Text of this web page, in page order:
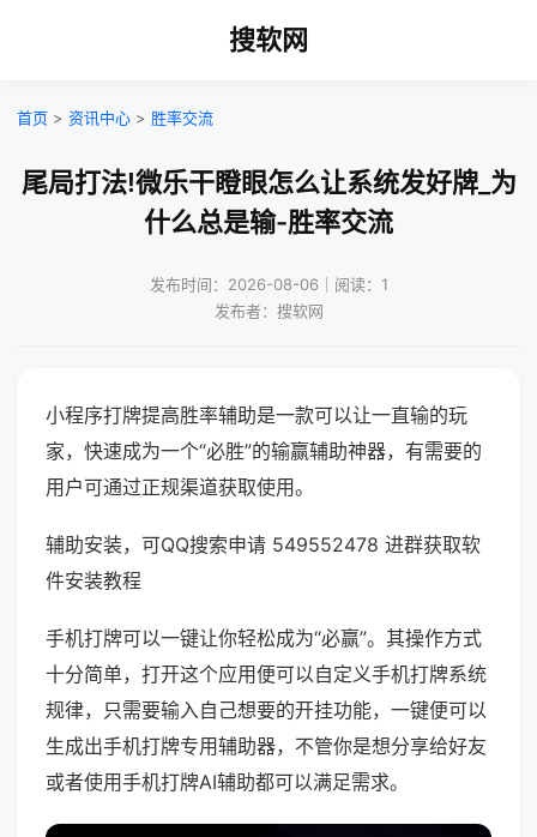
搜软网
首页 > 资讯中心 > 胜率交流
尾局打法!微乐干瞪眼怎么让系统发好牌_为
什么总是输-胜率交流
发布时间：2026-08-06｜阅读：1
发布者：搜软网
小程序打牌提高胜率辅助是一款可以让一直输的玩
家，快速成为一个“必胜”的输赢辅助神器，有需要的
用户可通过正规渠道获取使用。
辅助安装，可QQ搜索申请 549552478 进群获取软
件安装教程
手机打牌可以一键让你轻松成为“必赢”。其操作方式
十分简单，打开这个应用便可以自定义手机打牌系统
规律，只需要输入自己想要的开挂功能，一键便可以
生成出手机打牌专用辅助器，不管你是想分享给好友
或者使用手机打牌AI辅助都可以满足需求。